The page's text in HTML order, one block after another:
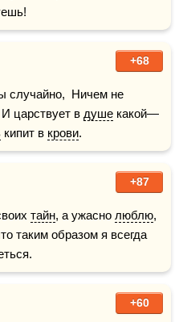
+68
случайно,  Ничем не
И царствует в душе какой—
кипит в крови.
+87
тайн, а ужасно люблю,
таким образом я всегда
+60